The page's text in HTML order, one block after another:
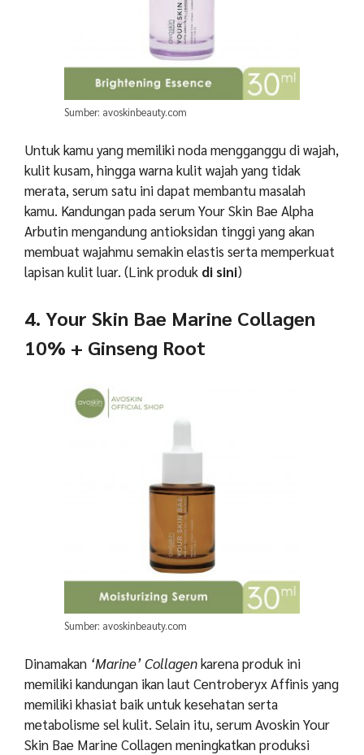
Sumber: avoskinbeauty.com
Untuk kamu yang memiliki noda mengganggu di wajah,
kulit kusam, hingga warna kulit wajah yang tidak
merata, serum satu ini dapat membantu masalah
kamu. Kandungan pada serum Your Skin Bae Alpha
Arbutin mengandung antioksidan tinggi yang akan
membuat wajahmu semakin elastis serta memperkuat
lapisan kulit luar. (Link produk di sini)
4. Your Skin Bae Marine Collagen
10% + Ginseng Root
Sumber: avoskinbeauty.com
Dinamakan ‘Marine’ Collagenkarena produk ini
memiliki kandungan ikan laut Centroberyx Affinis yang
memiliki khasiat baik untuk kesehatan serta
metabolisme sel kulit. Selain itu, serum Avoskin Your
Skin Bae Marine Collagen meningkatkan produksi